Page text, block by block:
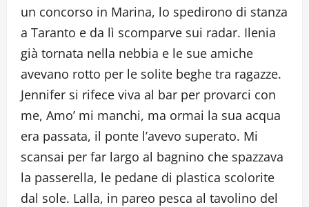
un concorso in Marina, lo spedirono di stanza
a Taranto e da lì scomparve sui radar. Ilenia
già tornata nella nebbia e le sue amiche
avevano rotto per le solite beghe tra ragazze.
Jennifer si rifece viva al bar per provarci con
me, Amo’ mi manchi, ma ormai la sua acqua
era passata, il ponte l’avevo superato. Mi
scansai per far largo al bagnino che spazzava
la passerella, le pedane di plastica scolorite
dal sole. Lalla, in pareo pesca al tavolino del